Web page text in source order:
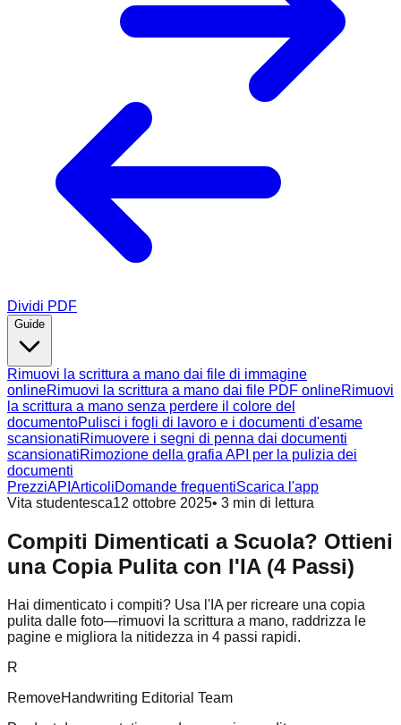
Dividi PDF
Guide
Rimuovi la scrittura a mano dai file di immagine
onlineRimuovi la scrittura a mano dai file PDF onlineRimuovi
la scrittura a mano senza perdere il colore del
documentoPulisci i fogli di lavoro e i documenti d'esame
scansionatiRimuovere i segni di penna dai documenti
scansionatiRimozione della grafia API per la pulizia dei
documenti
PrezziAPI ArticoliDomande frequentiScarica l'app
Vita studentesca12 ottobre 2025• 3 min di lettura
Compiti Dimenticati a Scuola? Ottieni
una Copia Pulita con l'IA (4 Passi)
Hai dimenticato i compiti? Usa l'IA per ricreare una copia
pulita dalle foto—rimuovi la scrittura a mano, raddrizza le
pagine e migliora la nitidezza in 4 passi rapidi.
R
RemoveHandwriting Editorial Team